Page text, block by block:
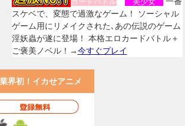
スケベで、変態で過激なゲーム！ ソーシャル
ゲーム用にリメイクされた､あの伝説のゲーム
淫妖蟲が遂に登場！ 本格エロカードバトル＋
ご褒美ノベル！→今すぐプレイ
界初！イカせアニメ